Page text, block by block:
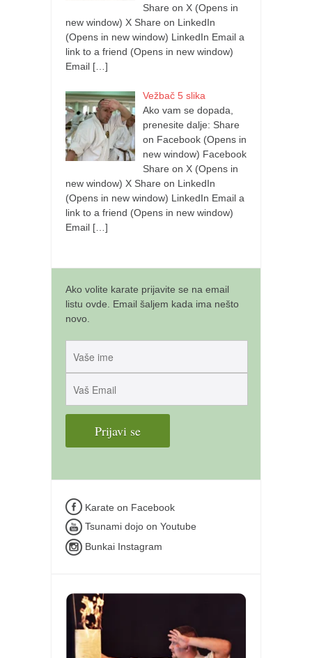
Share on X (Opens in
new window) X Share on LinkedIn
(Opens in new window) LinkedIn Email a
link to a friend (Opens in new window)
Email […]
Vežbač 5 slika
Ako vam se dopada,
prenesite dalje: Share
on Facebook (Opens in
new window) Facebook
Share on X (Opens in
new window) X Share on LinkedIn
(Opens in new window) LinkedIn Email a
link to a friend (Opens in new window)
Email […]
Ako volite karate prijavite se na email
listu ovde. Email šaljem kada ima nešto
novo.
Karate on Facebook
Tsunami dojo on Youtube
Bunkai Instagram